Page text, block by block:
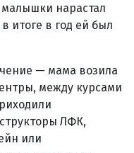
нарастал
итоге в год ей был
— мама возила
между курсами
ЛФК,
или